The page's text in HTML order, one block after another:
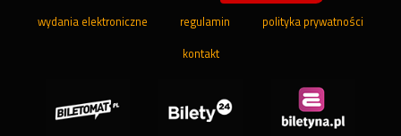
wydania elektroniczne regulamin polityka prywatności
kontakt